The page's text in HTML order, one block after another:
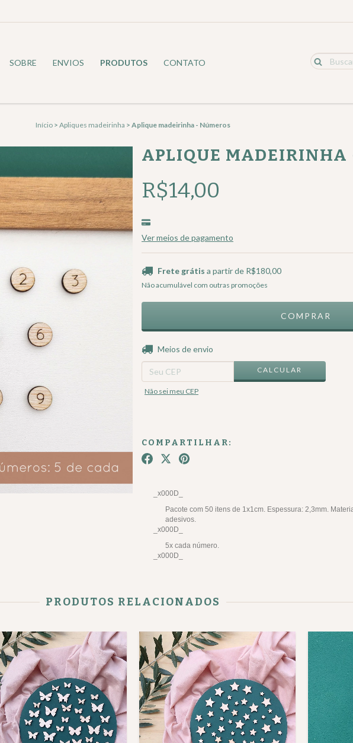
SOBRE ENVIOS PRODUTOS CONTATO
Início > Apliques madeirinha > Aplique madeirinha - Números
APLIQUE MADEIRINHA
R$14,00
Ver meios de pagamento
Frete grátis a partir de R$180,00
Não acumulável com outras promoções
Entregas para o CEP:
Meios de envio
CALCULAR
Não sei meu CEP
COMPARTILHAR:
_x000D_
Pacote com 50 itens de 1x1cm. Espessura: 2,3mm.
adesivos.
_x000D_
5x cada número.
_x000D_
PRODUTOS RELACIONADOS